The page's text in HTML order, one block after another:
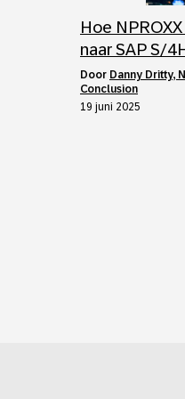
Hoe
naar SAP S/
door Danny Dritty,
Conclusion
19 juni 2025